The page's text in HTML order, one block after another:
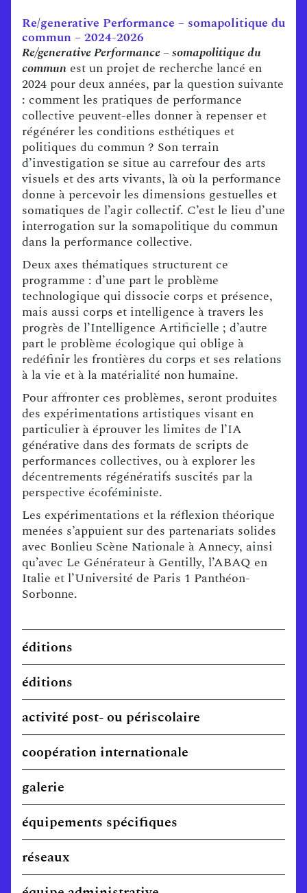
Re/generative Performance – somapolitique du
commun – 2024-2026
Re/generative Performance – somapolitique du
commun est un projet de recherche lancé en
2024 pour deux années, par la question suivante
: comment les pratiques de performance
collective peuvent-elles donner à repenser et
régénérer les conditions esthétiques et
politiques du commun ? Son terrain
d’investigation se situe au carrefour des arts
visuels et des arts vivants, là où la performance
donne à percevoir les dimensions gestuelles et
somatiques de l’agir collectif. C’est le lieu d’une
interrogation sur la somapolitique du commun
dans la performance collective.
Deux axes thématiques structurent ce
programme : d’une part le problème
technologique qui dissocie corps et présence,
mais aussi corps et intelligence à travers les
progrès de l’Intelligence Artificielle ; d’autre
part le problème écologique qui oblige à
redéfinir les frontières du corps et ses relations
à la vie et à la matérialité non humaine.
Pour affronter ces problèmes, seront produites
des expérimentations artistiques visant en
particulier à éprouver les limites de l’IA
générative dans des formats de scripts de
performances collectives, ou à explorer les
décentrements régénératifs suscités par la
perspective écoféministe.
Les expérimentations et la réflexion théorique
menées s’appuient sur des partenariats solides
avec Bonlieu Scène Nationale à Annecy, ainsi
qu’avec Le Générateur à Gentilly, l’ABAQ en
Italie et l’Université de Paris 1 Panthéon-
Sorbonne.
éditions
éditions
activité post- ou périscolaire
coopération internationale
galerie
équipements spécifiques
réseaux